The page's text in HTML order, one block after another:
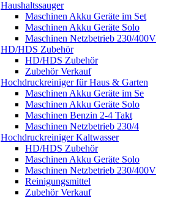
Haushaltssauger
Maschinen Akku Geräte im Set
Maschinen Akku Geräte Solo
Maschinen Netzbetrieb 230/400V
HD/HDS Zubehör
HD/HDS Zubehör
Zubehör Verkauf
Hochdruckreiniger für Haus & Garten
Maschinen Akku Geräte im Se
Maschinen Akku Geräte Solo
Maschinen Benzin 2-4 Takt
Maschinen Netzbetrieb 230/4
Hochdruckreiniger Kaltwasser
HD/HDS Zubehör
Maschinen Akku Geräte Solo
Maschinen Netzbetrieb 230/400V
Reinigungsmittel
Zubehör Verkauf